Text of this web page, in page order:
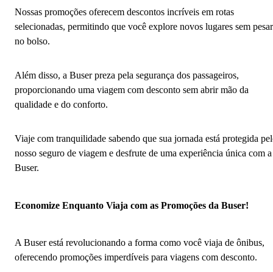
Nossas promoções oferecem descontos incríveis em rotas
selecionadas, permitindo que você explore novos lugares sem pesar
no bolso.
Além disso, a Buser preza pela segurança dos passageiros,
proporcionando uma viagem com desconto sem abrir mão da
qualidade e do conforto.
Viaje com tranquilidade sabendo que sua jornada está protegida
nosso seguro de viagem e desfrute de uma experiência única com a
Buser.
Economize Enquanto Viaja com as Promoções da Buser!
A Buser está revolucionando a forma como você viaja de ônibus,
oferecendo promoções imperdíveis para viagens com desconto.